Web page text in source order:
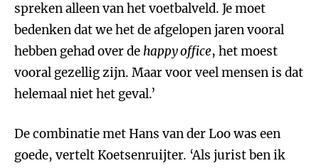
spreken alleen van het voetbalveld. Je moet
bedenken dat we het de afgelopen jaren vooral
hebben gehad over dehappy office, het moest
vooral gezellig zijn. Maar voor veel mensen is dat
helemaal niet het geval.’
De combinatie met Hans van der Loo was een
goede, vertelt Koetsenruijter. ‘Als jurist ben ik